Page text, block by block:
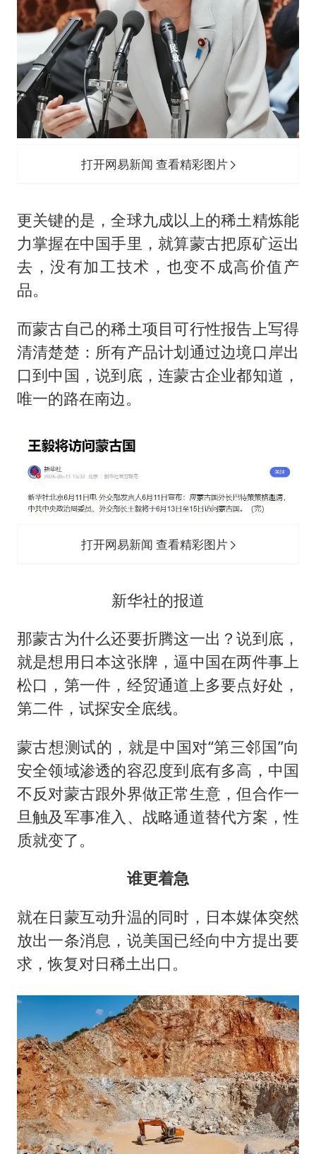
打开网易新闻 查看精彩图片
更关键的是，全球九成以上的稀土精炼能
力掌握在中国手里，就算蒙古把原矿运出
去，没有加工技术，也变不成高价值产
品。
而蒙古自己的稀土项目可行性报告上写得
清清楚楚：所有产品计划通过边境口岸出
口到中国，说到底，连蒙古企业都知道，
唯一的路在南边。
打开网易新闻 查看精彩图片
新华社的报道
那蒙古为什么还要折腾这一出？说到底，
就是想用日本这张牌，逼中国在两件事上
松口，第一件，经贸通道上多要点好处，
第二件，试探安全底线。
蒙古想测试的，就是中国对“第三邻国”向
安全领域渗透的容忍度到底有多高，中国
不反对蒙古跟外界做正常生意，但合作一
旦触及军事准入、战略通道替代方案，性
质就变了。
谁更着急
就在日蒙互动升温的同时，日本媒体突然
放出一条消息，说美国已经向中方提出要
求，恢复对日稀土出口。